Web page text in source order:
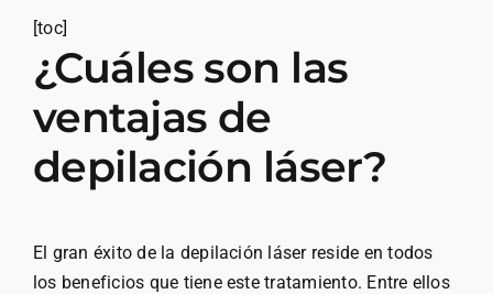
[toc]
¿Cuáles son las
ventajas de
depilación láser?
El gran éxito de la depilación láser reside en todos
los beneficios que tiene este tratamiento. Entre ellos